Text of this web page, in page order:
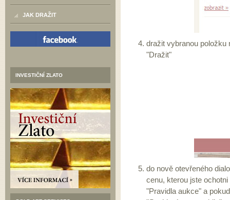
JAK DRAŽIT
INVESTIČNÍ ZLATO
dražit vybranou položku
"Dražit"
do nově otevřeného
cenu, kterou jste
"Pravidla aukce" a